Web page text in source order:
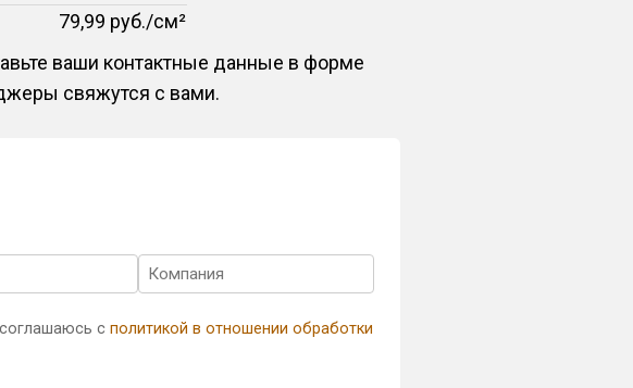
79,99 руб./см²
ваши контактные данные в форме
свяжутся с вами.
с политикой в отношении обработки